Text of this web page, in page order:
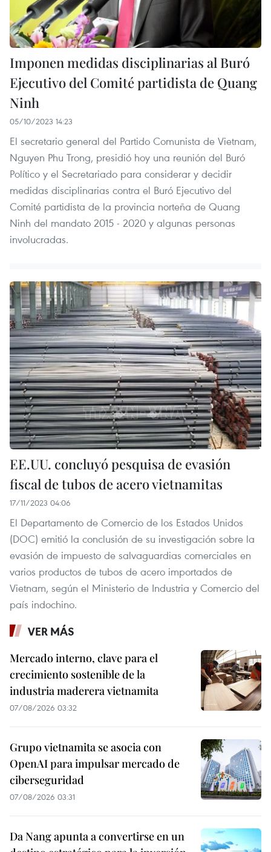
Imponen medidas disciplinarias al Buró
Ejecutivo del Comité partidista de Quang
Ninh
05/10/2023 14:23
El secretario general del Partido Comunista de Vietnam,
Nguyen Phu Trong, presidió hoy una reunión del Buró
Político y el Secretariado para considerar y decidir
medidas disciplinarias contra el Buró Ejecutivo del
Comité partidista de la provincia norteña de Quang
Ninh del mandato 2015 - 2020 y algunas personas
involucradas.
EE.UU. concluyó pesquisa de evasión
fiscal de tubos de acero vietnamitas
17/11/2023 04:06
El Departamento de Comercio de los Estados Unidos
(DOC) emitió la conclusión de su investigación sobre la
evasión de impuesto de salvaguardias comerciales en
varios productos de tubos de acero importados de
Vietnam, según el Ministerio de Industria y Comercio del
país indochino.
VER MÁS
Mercado interno, clave para el
crecimiento sostenible de la
industria maderera vietnamita
07/08/2026 03:32
Grupo vietnamita se asocia con
OpenAI para impulsar mercado de
ciberseguridad
07/08/2026 03:31
Da Nang apunta a convertirse en un